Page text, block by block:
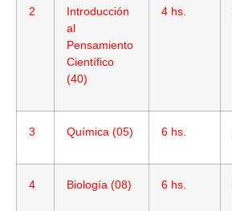
2
Introducción
al
Pensamiento
Científico
(40)
4 hs.
3 Química (05) 6 hs.
4 Biología (08) 6 hs.